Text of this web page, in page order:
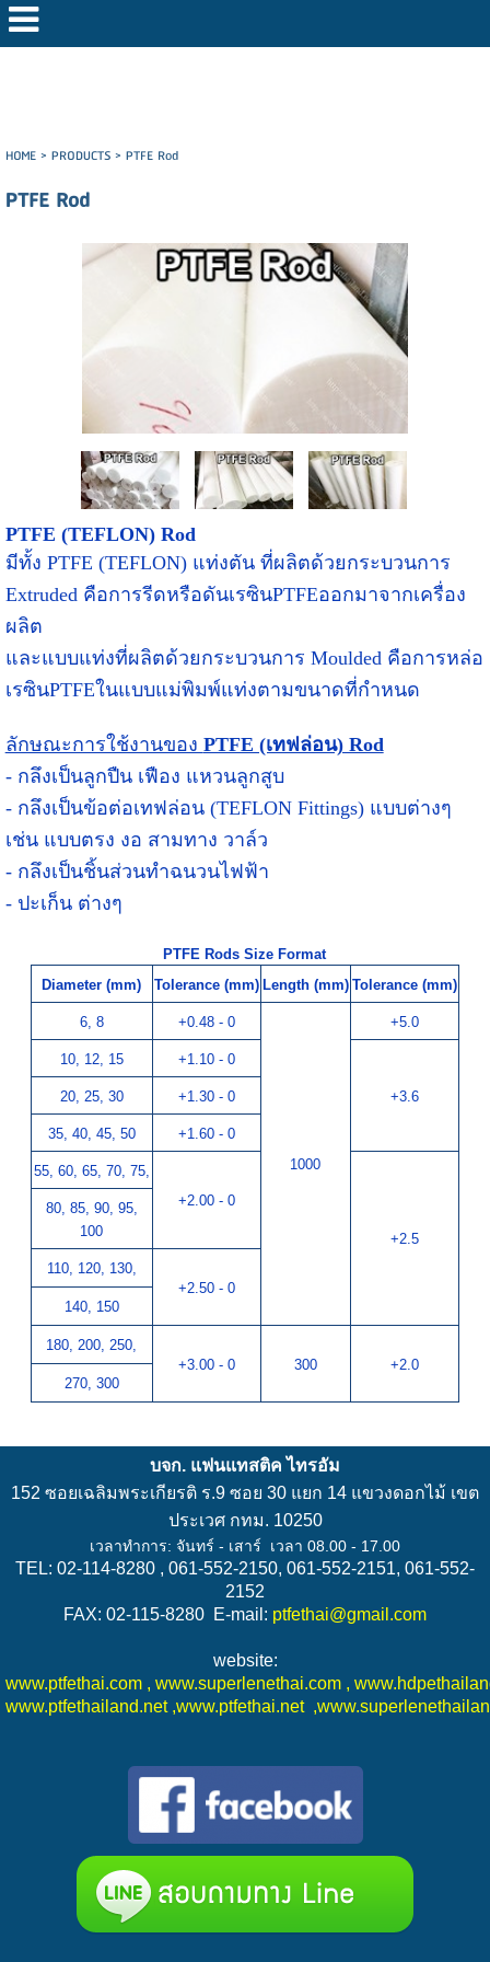
HOME> PRODUCTS> PTFE Rod
PTFE Rod
PTFE (TEFLON) Rod
มีทั้ง PTFE (TEFLON) แท่งตัน ที่ผลิตด้วยกระบวนการ
Extruded คือการรีดหรือดันเรซินPTFEออกมาจากเครื่อง
ผลิต
และแบบแท่งที่ผลิตด้วยกระบวนการ Moulded คือการหล่อ
เรซินPTFEในแบบแม่พิมพ์แท่งตามขนาดที่กำหนด
ลักษณะการใช้งานของ PTFE (เทฟล่อน) Rod
- กลึงเป็นลูกปืน เฟือง แหวนลูกสูบ
- กลึงเป็นข้อต่อเทฟล่อน (TEFLON Fittings) แบบต่างๆ
เช่น แบบตรง งอ สามทาง วาล์ว
- กลึงเป็นชิ้นส่วนทำฉนวนไฟฟ้า
- ปะเก็น ต่างๆ
PTFE Rods Size Format
Diameter (mm)
Tolerance (mm) Length (mm) Tolerance (mm)
6, 8 +0.48 - 0
1000
+5.0
10, 12, 15 +1.10 - 0
+3.6
20, 25, 30 +1.30 - 0
35, 40, 45, 50 +1.60 - 0
55, 60, 65, 70, 75,
+2.00 - 0
+2.5
80, 85, 90, 95,
100
110, 120, 130,
+2.50 - 0
140, 150
180, 200, 250,
+3.00 - 0
300
+2.0
270, 300
บจก. แฟนแทสติค ไทรอัม
152 ซอยเฉลิมพระเกียรติ ร.9 ซอย 30 แยก 14 แขวงดอกไม้ เขต
ประเวศ กทม. 10250
เวลาทำการ: จันทร์ - เสาร์ เวลา 08.00 - 17.00
TEL: 02-114-8280 , 061-552-2150, 061-552-2151, 061-552-
2152
FAX: 02-115-8280 E-mail: ptfethai@gmail.com
website:
www.ptfethai.com , www.superlenethai.com ,
www.ptfethailand.net ,www.ptfethai.net,